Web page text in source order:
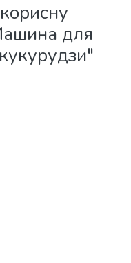
для